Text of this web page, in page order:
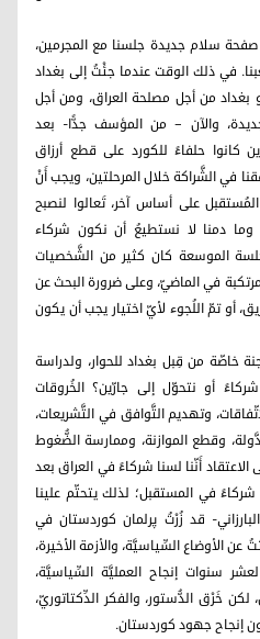
صفحة سلام جديدة جلسنا مع المجرمين،
في ذلك الوقت عندما جئْتُ إلى بغداد
من أجل مصلحة العراق، ومن أجل
والآن – من المؤسف جدًّا- بعد
كانوا حلفاءً للكورد على قطع أرزاق
في الشَّراكة خلال المرحلتين، ويجب أَنْ
على أساس آخر، تَعالوا لنصبح
وما دمنا لا نستطيعُ أن نكون شركاء
الموسعة كان كثير من الشَّخصيات
في الماضيّ، وعلى ضرورة البحث عن
أو تمّ اللُجوء لأيّ اختيار يجب أن يكون
خاصّة من قِبل بغداد للحوار، ولدراسة
أو نتحوّل إلى جارّين؟ الخُروقات
وتهديم التَّوافق في التَّشريعات،
وقطع الموازنة، وممارسة الضُّغوط
أَنّنا لسنا شركاءً في العراق بعد
شركاءً في المستقبل؛ لذلك يتحتّم علينا
قد زُرْتُ پرلمان كوردستان في
عن الأوضاع السِّياسيَّة، والأزمة الأخيرة،
سنوات إنجاح العمليَّة السِّياسيَّة،
لكن خَرْق الدُّستور، والفكر الدِّكتاتوريّ،
إنجاح جهود كوردستان.